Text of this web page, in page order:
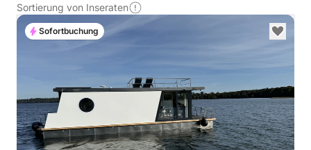
Sortierung von Inseraten
Sofortbuchung